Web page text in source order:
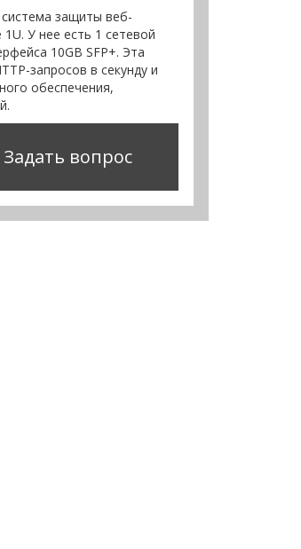
система защиты веб-
У нее есть 1 сетевой
10GB SFP+. Эта
запросов в секунду и
обеспечения,
Задать вопрос